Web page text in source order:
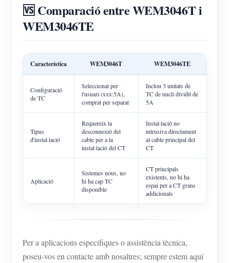
🆚 Comparació entre WEM3046T i
WEM3046TE
Característica WEM3046T WEM3046TE
Configuració
de TC
Seleccionat per
l'usuari (xxx:5A),
comprat per separat
Inclou 3 unitats de
TC de nucli dividit de
5A
Tipus
d'instal·lació
Requereix la
desconnexió del
cable per a la
instal·lació del CT
Instal·lació no
intrusiva directament
al cable principal del
CT
Aplicació
Sistemes nous, no
hi ha cap TC
disponible
CT principals
existents, no hi ha
espai per a CT grans
addicionals
Per a aplicacions específiques o assistència tècnica,
poseu-vos en contacte amb nosaltres; sempre estem aquí